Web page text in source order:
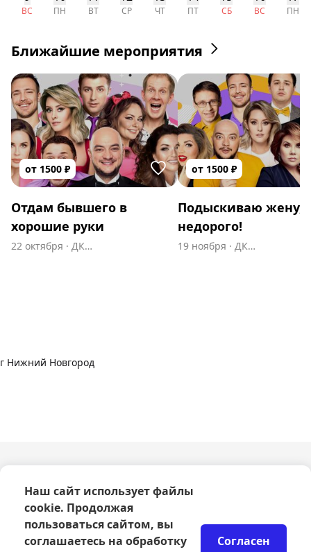
ВС ПН ВТ СР ЧТ ПТ СБ ВС ПН
Ближайшие мероприятия
от 1500 ₽
Отдам бывшего в
хорошие руки
22 октября · ДК
от 1500 ₽
Подыскиваю жену,
недорого!
19 ноября · ДК
г Нижний Новгород
Оферта
Политика конфиденциальности
Согласие на обработку персональных данных
Правила возврата билетов
Наш сайт использует файлы
cookie. Продолжая
пользоваться сайтом, вы
соглашаетесь на обработку
Согласен